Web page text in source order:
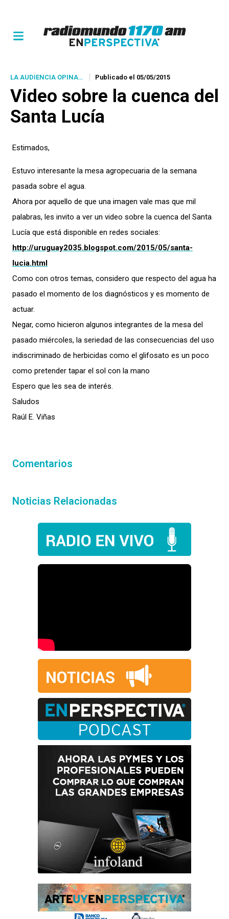
LA AUDIENCIA OPINA… Publicado el 05/05/2015
Video sobre la cuenca del
Santa Lucía
Estimados,
Estuvo interesante la mesa agropecuaria de la semana
pasada sobre el agua.
Ahora por aquello de que una imagen vale mas que mil
palabras, les invito a ver un video sobre la cuenca del Santa
Lucía que está disponible en redes sociales:
http://uruguay2035.blogspot.com/2015/05/santa-
lucia.html
Como con otros temas, considero que respecto del agua ha
pasado el momento de los diagnósticos y es momento de
actuar.
Negar, como hicieron algunos integrantes de la mesa del
pasado miércoles, la seriedad de las consecuencias del uso
indiscriminado de herbicidas como el glifosato es un poco
como pretender tapar el sol con la mano
Espero que les sea de interés.
Saludos
Raúl E. Viñas
Comentarios
Noticias Relacionadas